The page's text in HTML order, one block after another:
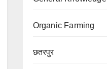
Organic Farming
छतरपुर